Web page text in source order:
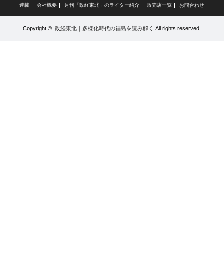
連載
会社概要 月刊「政経東北」のライター紹介 販売店一覧 お問合わせ
Copyright © 政経東北｜多様化時代の福島を読み解く All rights reserved.